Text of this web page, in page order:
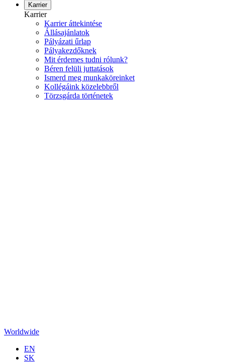
Karrier
Karrier
Karrier áttekintése
Állásajánlatok
Pályázati űrlap
Pályakezdőknek
Mit érdemes tudni rólunk?
Béren felüli juttatások
Ismerd meg munkaköreinket
Kollégáink közelebbről
Törzsgárda történetek
Worldwide
EN
SK